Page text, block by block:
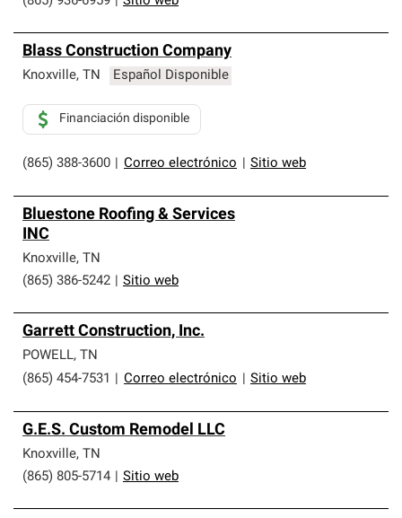
Blass Construction Company
Knoxville, TN Español Disponible
(865) 388-3600 Correo electrónico Sitio web
Financiación disponible
Bluestone Roofing & Services
INC
Knoxville, TN
(865) 386-5242
Sitio web
Garrett Construction, Inc.
POWELL, TN
(865) 454-7531
Correo electrónico Sitio web
G.E.S. Custom Remodel LLC
Knoxville, TN
(865) 805-5714
Sitio web